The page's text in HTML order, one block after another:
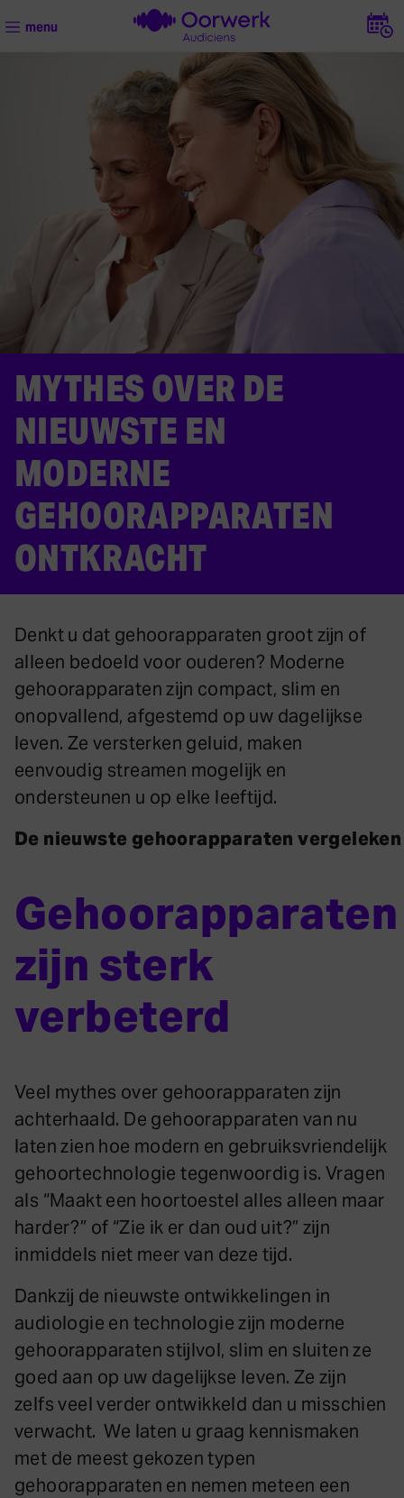
menu
MYTHES OVER DE
NIEUWSTE EN
MODERNE
GEHOORAPPARATEN
ONTKRACHT
Denkt u dat gehoorapparaten groot zijn of
alleen bedoeld voor ouderen? Moderne
gehoorapparaten zijn compact, slim en
onopvallend, afgestemd op uw dagelijkse
leven. Ze versterken geluid, maken
eenvoudig streamen mogelijk en
ondersteunen u op elke leeftijd.
De nieuwste gehoorapparaten
Gehoorapparaten
zijn sterk
verbeterd
Veel mythes over gehoorapparaten zijn
achterhaald. De gehoorapparaten van nu
laten zien hoe modern en gebruiksvriendelijk
gehoortechnologie tegenwoordig is. Vragen
als “Maakt een hoortoestel alles alleen maar
harder?” of “Zie ik er dan oud uit?” zijn
inmiddels niet meer van deze tijd.
Dankzij de nieuwste ontwikkelingen in
audiologie en technologie zijn moderne
gehoorapparaten stijlvol, slim en sluiten ze
goed aan op uw dagelijkse leven. Ze zijn
zelfs veel verder ontwikkeld dan u misschien
verwacht. We laten u graag kennismaken
met de meest gekozen typen
gehoorapparaten en nemen meteen een